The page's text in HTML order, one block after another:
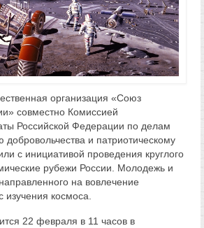
организация «Союз
совместно Комиссией
Российской Федерации по делам
и патриотическому
с инициативой проведения круглого
рубежи России. Молодежь и
на вовлечение
космоса.
22 февраля в 11 часов в